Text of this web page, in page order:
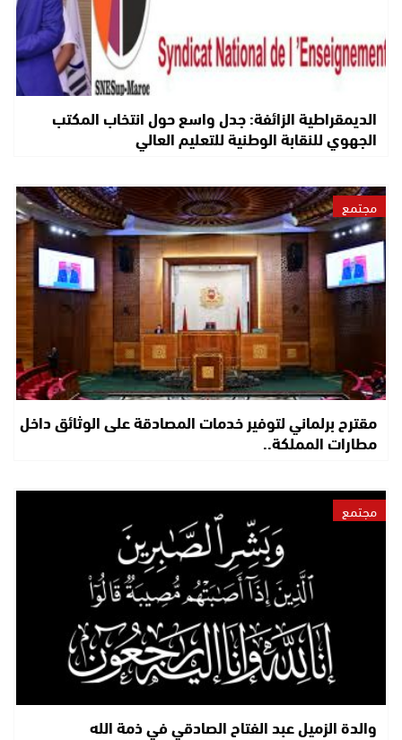
الديمقراطية الزائفة: جدل واسع حول انتخاب المكتب
الجهوي للنقابة الوطنية للتعليم العالي
مجتمع
مقترح برلماني لتوفير خدمات المصادقة على الوثائق داخل
مطارات المملكة..
مجتمع
والدة الزميل عبد الفتاح الصادقي في ذمة الله